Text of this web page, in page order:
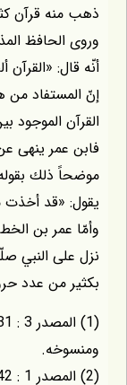
قرآن كثير، ولكن
المذكور أيضاً
«القرآن ألف ألف
من هذين
بين الناس.
ينهى عن أن يقول
بقوله: «قد ذهب
أخذت منه ما
بن الخطاب، فقد
النبي صلّى اللّه
عدد حروف القرآن
(1) المصدر 3 :